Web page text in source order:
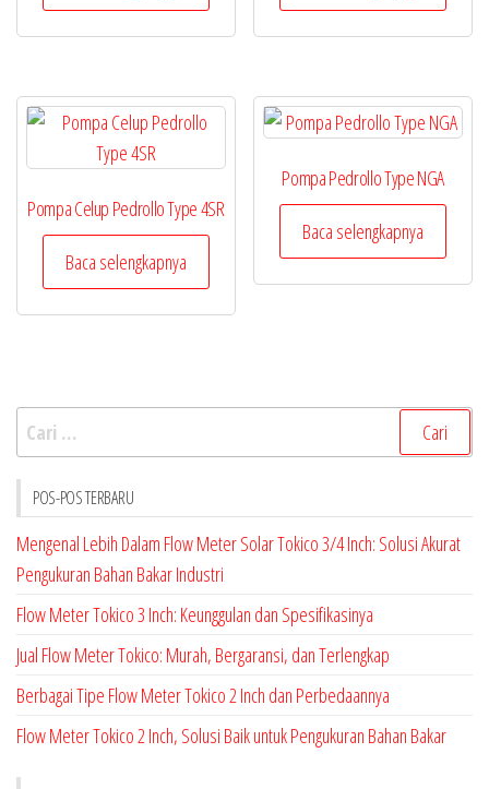
Pompa Celup Pedrollo Type 4SR
Baca selengkapnya
Pompa Pedrollo Type NGA
Baca selengkapnya
Cari
untuk:
POS-POS TERBARU
Mengenal Lebih Dalam Flow Meter Solar Tokico 3/4 Inch: Solusi Akurat
Pengukuran Bahan Bakar Industri
Flow Meter Tokico 3 Inch: Keunggulan dan Spesifikasinya
Jual Flow Meter Tokico: Murah, Bergaransi, dan Terlengkap
Berbagai Tipe Flow Meter Tokico 2 Inch dan Perbedaannya
Flow Meter Tokico 2 Inch, Solusi Baik untuk Pengukuran Bahan Bakar